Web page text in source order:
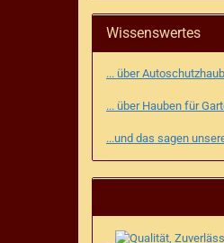
Wissenswertes
... über
... über Hauben für
...und das sagen